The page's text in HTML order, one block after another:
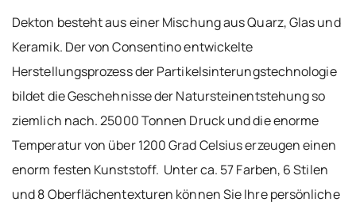
Dekton besteht aus einer Mischung aus Quarz, Glas und
Keramik. Der von Consentino entwickelte
Herstellungsprozess der Partikelsinterungstechnologie
bildet die Geschehnisse der Natursteinentstehung so
ziemlich nach. 25000 Tonnen Druck und die enorme
Temperatur von über 1200 Grad Celsius erzeugen einen
enorm festen Kunststoff. Unter ca. 57 Farben, 6 Stilen
und 8 Oberflächentexturen können Sie Ihre persönliche